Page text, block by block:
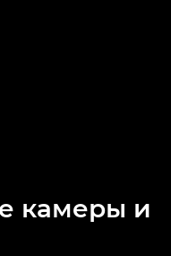
камеры и